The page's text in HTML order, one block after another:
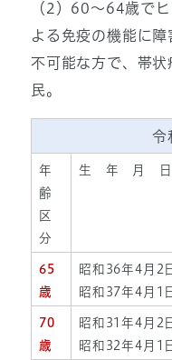
（2）60～64歳で
よる免疫の機能に
不可能な方で、帯
民。
令
年
齢
区
分
生 年 月 日
65
歳
昭和36年4月2
昭和37年4月1
70
歳
昭和31年4月2
昭和32年4月1